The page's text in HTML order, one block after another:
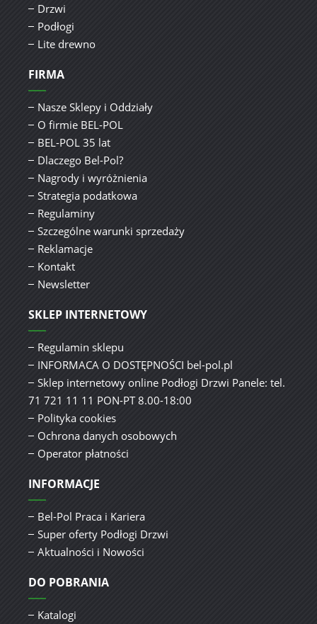
Drzwi
Podłogi
Lite drewno
FIRMA
Nasze Sklepy i Oddziały
O firmie BEL-POL
BEL-POL 35 lat
Dlaczego Bel-Pol?
Nagrody i wyróżnienia
Strategia podatkowa
Regulaminy
Szczególne warunki sprzedaży
Reklamacje
Kontakt
Newsletter
SKLEP INTERNETOWY
Regulamin sklepu
INFORMACA O DOSTĘPNOŚCI bel-pol.pl
Sklep internetowy online Podłogi Drzwi Panele: tel.
71 721 11 11 PON-PT 8.00-18:00
Polityka cookies
Ochrona danych osobowych
Operator płatności
INFORMACJE
Bel-Pol Praca i Kariera
Super oferty Podłogi Drzwi
Aktualności i Nowości
DO POBRANIA
Katalogi